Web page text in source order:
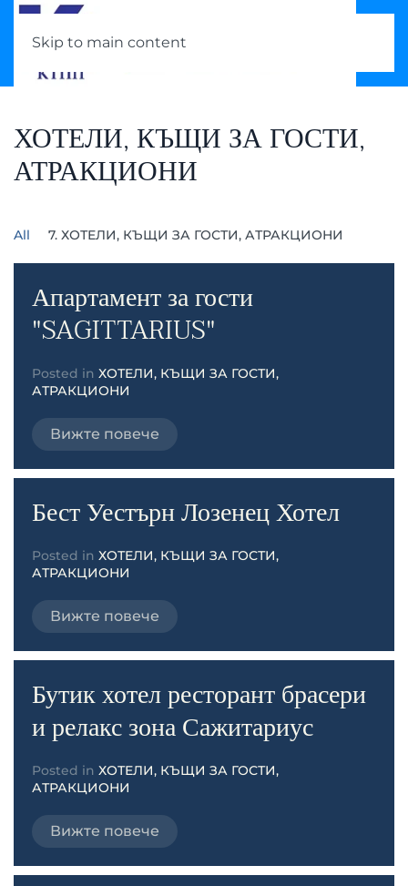
Skip to main content
ХОТЕЛИ, КЪЩИ ЗА ГОСТИ,
АТРАКЦИОНИ
All 7. ХОТЕЛИ, КЪЩИ ЗА ГОСТИ, АТРАКЦИОНИ
Апартамент за гости
"SAGITTARIUS"
Posted in ХОТЕЛИ, КЪЩИ ЗА ГОСТИ,
АТРАКЦИОНИ
Вижте повече
Бест Уестърн Лозенец Хотел
Posted in ХОТЕЛИ, КЪЩИ ЗА ГОСТИ,
АТРАКЦИОНИ
Вижте повече
Бутик хотел ресторант брасери
и релакс зона Сажитариус
Posted in ХОТЕЛИ, КЪЩИ ЗА ГОСТИ,
АТРАКЦИОНИ
Вижте повече